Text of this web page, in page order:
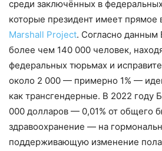
среди заключённых в
которые президент имеет прямое
Marshall Project. Согласно
более чем 140 000 человек,
федеральных тюрьмах и
около 2 000 — примерно 1% —
как трансгендерные. В 2022 году
000 долларов — 0,01% от общего
здравоохранение — на
поддерживающую изменение